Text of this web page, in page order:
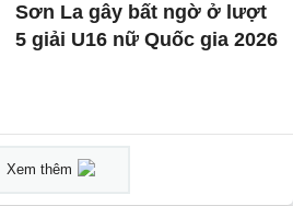
Sơn La gây bất ngờ ở lượt
5 giải U16 nữ Quốc gia 2026
Xem thêm